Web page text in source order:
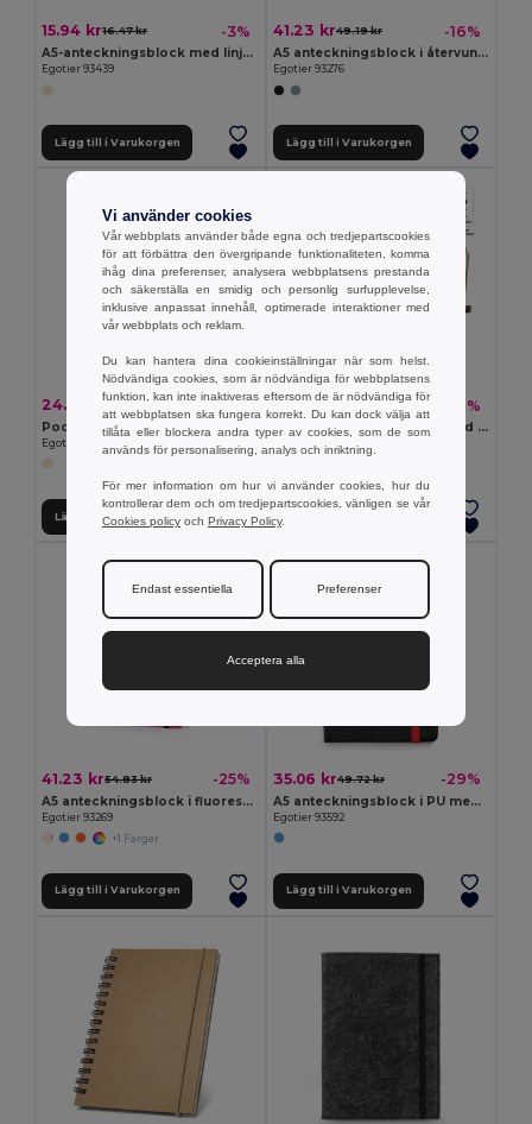
15.94 kr16.47 kr -3%
A5-anteckningsblock med linjerade sidor
Egotier 93439
Lägg till i Varukorgen
41.23 kr49.19 kr -16%
A5 anteckningsblock i återvunnen polyester (100% rPET) med linjerade sidor
Egotier 93276
Lägg till i Varukorgen
24.01 kr 26.78 kr -10%
Pocket anteckningsblock i kork, i FSC™-certifierat material och andra kontrollerade material
Egotier 93808
Lägg till i Varukorgen
40.27 kr -6%
A5 kork anteckningsbok med blanka sidor i FSC™-certifierat material och annat kontrollerat material
Egotier 93807
41.23 kr54.83 kr -25%
A5 anteckningsblock i fluorescerande PU med linjerade sidor
Egotier 93269
+1 Färger
Lägg till i Varukorgen
35.06 kr49.72 kr -29%
A5 anteckningsblock i PU med linjerade sidor
Egotier 93592
Lägg till i Varukorgen
Vi använder cookies
Vår webbplats använder både egna och tredjepartscookies
för att förbättra den övergripande funktionaliteten, komma
ihåg dina preferenser, analysera webbplatsens prestanda
och säkerställa en smidig och personlig surfupplevelse,
inklusive anpassat innehåll, optimerade interaktioner med
vår webbplats och reklam.
Du kan hantera dina cookieinställningar när som helst.
Nödvändiga cookies, som är nödvändiga för webbplatsens
funktion, kan inte inaktiveras eftersom de är nödvändiga för
att webbplatsen ska fungera korrekt. Du kan dock välja att
tillåta eller blockera andra typer av cookies, som de som
används för personalisering, analys och inriktning.
För mer information om hur vi använder cookies, hur du
kontrollerar dem och om tredjepartscookies, vänligen se vår
Cookies policy och Privacy Policy.
Endast essentiella Preferenser
Acceptera alla